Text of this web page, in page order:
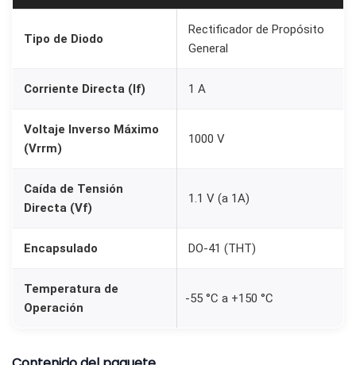
1
t
d
Tipo de Diodo
Rectificador de Propósito
General
Corriente Directa (If) 1 A
Voltaje Inverso Máximo
(Vrrm)
1000 V
Caída de Tensión
Directa (Vf)
1.1 V (a 1A)
Encapsulado DO-41 (THT)
Temperatura de
Operación
-55 °C a +150 °C